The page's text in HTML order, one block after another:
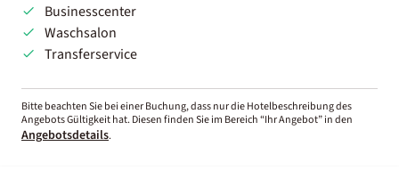
Businesscenter
Waschsalon
Transferservice
Bitte beachten Sie bei einer Buchung, dass nur die Hotelbeschreibung des
Angebots Gültigkeit hat. Diesen finden Sie im Bereich “Ihr Angebot” in den
Angebotsdetails.